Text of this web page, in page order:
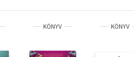
KÖNYV KÖNYV